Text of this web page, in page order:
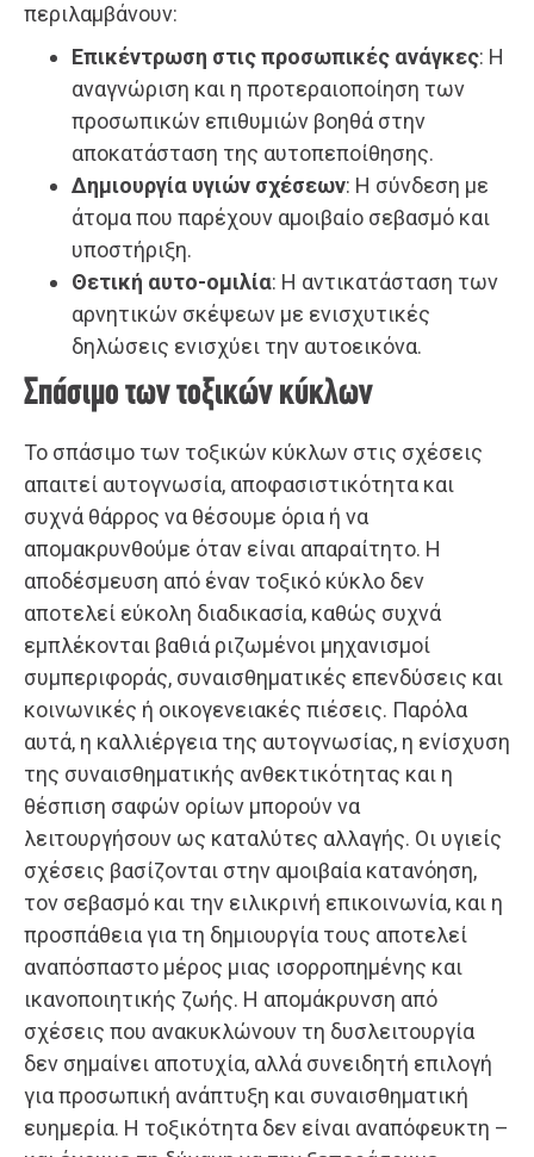
περιλαμβάνουν:
Επικέντρωση στις προσωπικές ανάγκες: Η
αναγνώριση και η προτεραιοποίηση των
προσωπικών επιθυμιών βοηθά στην
αποκατάσταση της αυτοπεποίθησης.
Δημιουργία υγιών σχέσεων: Η σύνδεση με
άτομα που παρέχουν αμοιβαίο σεβασμό και
υποστήριξη.
Θετική αυτο-ομιλία: Η αντικατάσταση των
αρνητικών σκέψεων με ενισχυτικές
δηλώσεις ενισχύει την αυτοεικόνα.
Σπάσιμο των τοξικών κύκλων
Το σπάσιμο των τοξικών κύκλων στις σχέσεις
απαιτεί αυτογνωσία, αποφασιστικότητα και
συχνά θάρρος να θέσουμε όρια ή να
απομακρυνθούμε όταν είναι απαραίτητο. Η
αποδέσμευση από έναν τοξικό κύκλο δεν
αποτελεί εύκολη διαδικασία, καθώς συχνά
εμπλέκονται βαθιά ριζωμένοι μηχανισμοί
συμπεριφοράς, συναισθηματικές επενδύσεις και
κοινωνικές ή οικογενειακές πιέσεις. Παρόλα
αυτά, η καλλιέργεια της αυτογνωσίας, η ενίσχυση
της συναισθηματικής ανθεκτικότητας και η
θέσπιση σαφών ορίων μπορούν να
λειτουργήσουν ως καταλύτες αλλαγής. Οι υγιείς
σχέσεις βασίζονται στην αμοιβαία κατανόηση,
τον σεβασμό και την ειλικρινή επικοινωνία, και η
προσπάθεια για τη δημιουργία τους αποτελεί
αναπόσπαστο μέρος μιας ισορροπημένης και
ικανοποιητικής ζωής. Η απομάκρυνση από
σχέσεις που ανακυκλώνουν τη δυσλειτουργία
δεν σημαίνει αποτυχία, αλλά συνειδητή επιλογή
για προσωπική ανάπτυξη και συναισθηματική
ευημερία. Η τοξικότητα δεν είναι αναπόφευκτη –